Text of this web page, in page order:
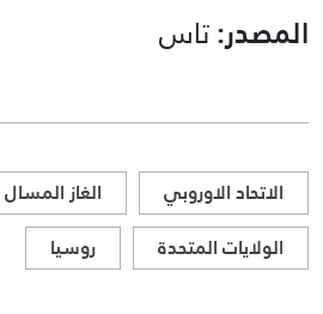
المصدر:تاس
الاتحاد الاوروبي
الغاز المسال
الولايات المتحدة
روسيا